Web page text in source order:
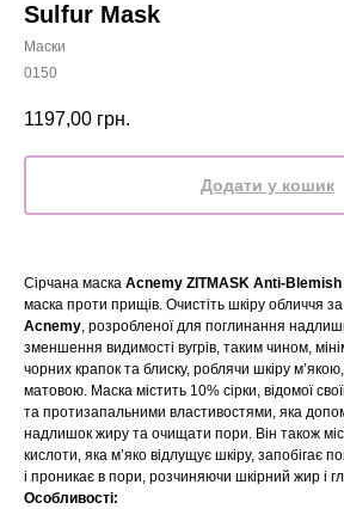
Sulfur Mask
Маски
0150
1197,00 грн.
Додати у кошик
Сірчана маска Acnemy ZITMASK Anti-
маска проти прищів. Очистіть шкіру обличчя
Acnemy, розробленої для поглинання
зменшення видимості вугрів, таким чином,
чорних крапок та блиску, роблячи шкіру
матовою. Маска містить 10% сірки, відомої
та протизапальними властивостями, яка
надлишок жиру та очищати пори. Він також
кислоти, яка м’яко відлущує шкіру, запобігає
і проникає в пори, розчиняючи шкірний жир і
Особливості: